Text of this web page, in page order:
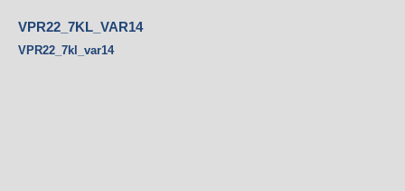
VPR22_7KL_VAR14
VPR22_7kl_var14